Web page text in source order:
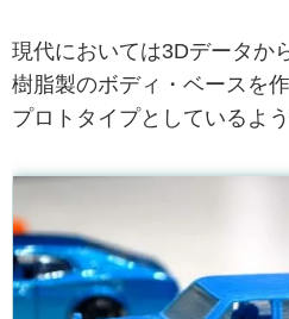
現代においては3Dデータか
樹脂製のボディ・ベースを
プロトタイプとしているよう